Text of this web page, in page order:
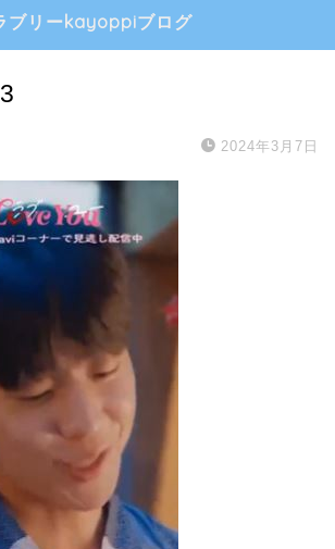
ブリーkayoppiブログ
2024年3月7日